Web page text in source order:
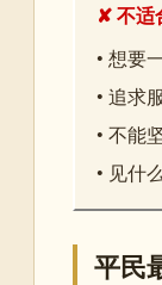
✘ 不适
• 想要
• 追求
• 不能
• 见什
平民